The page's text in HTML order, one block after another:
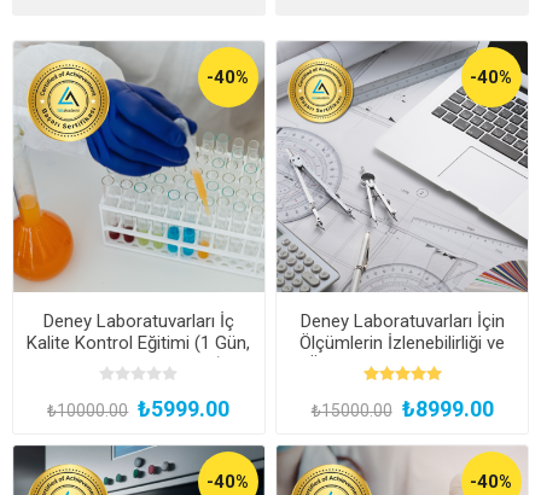
-40%
Deney Laboratuvarları İç
Kalite Kontrol Eğitimi (1 Gün,
Yüz Yüze Uygulamalı)
₺10000.00 ₺5999.00
-40%
Deney Laboratuvarları İçin
Ölçümlerin İzlenebilirliği ve
Ölçüm Belirsizliği Eğitimi
(Çevrimiçi Canlı veya
Kayıttan Hemen İzle)
₺15000.00 ₺8999.00
-40% -40%